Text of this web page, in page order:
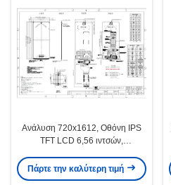
Ανάλυση 720x1612, Οθόνη IPS
TFT LCD 6,56 ιντσών,
Phone
Πάρτε την καλύτερη τιμή